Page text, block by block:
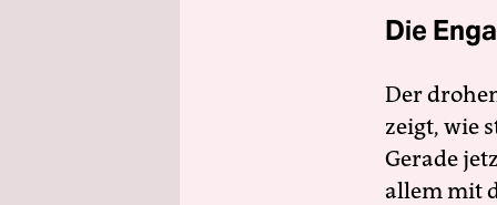
Die
Der
zeigt, wie
Gerade
allem mit